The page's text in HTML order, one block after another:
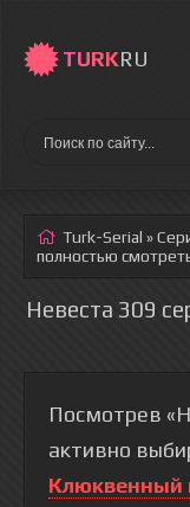
TURKRU
Turk-Serial »
полностью
Невеста 309
Посмотрев
активно
Клюквенный